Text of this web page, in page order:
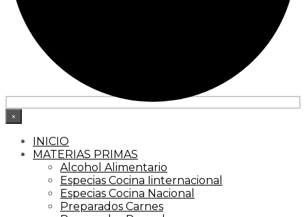
×
INICIO
MATERIAS PRIMAS
Alcohol Alimentario
Especias Cocina Iinternacional
Especias Cocina Nacional
Preparados Carnes